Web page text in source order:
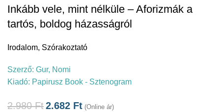
Inkább vele, mint nélküle – Aforizmák a
tartós, boldog házasságról
Irodalom, Szórakoztató
Szerző: Gur, Nomi
Kiadó: Papirusz Book - Sztenogram
2.980Ft2.682 Ft (Online ár)